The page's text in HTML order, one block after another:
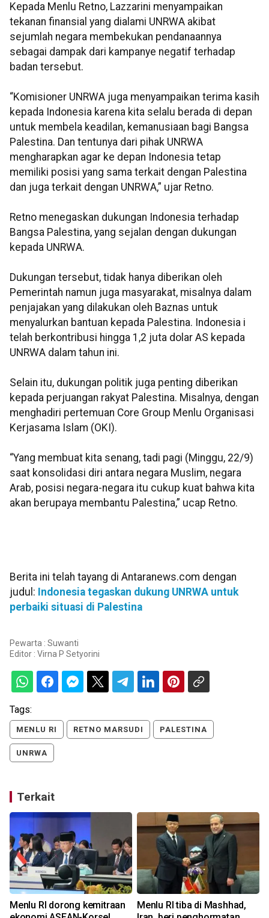
Kepada Menlu Retno, Lazzarini menyampaikan
tekanan finansial yang dialami UNRWA akibat
sejumlah negara membekukan pendanaannya
sebagai dampak dari kampanye negatif terhadap
badan tersebut.
“Komisioner UNRWA juga menyampaikan terima kasih
kepada Indonesia karena kita selalu berada di depan
untuk membela keadilan, kemanusiaan bagi Bangsa
Palestina. Dan tentunya dari pihak UNRWA
mengharapkan agar ke depan Indonesia tetap
memiliki posisi yang sama terkait dengan Palestina
dan juga terkait dengan UNRWA,” ujar Retno.
Retno menegaskan dukungan Indonesia terhadap
Bangsa Palestina, yang sejalan dengan dukungan
kepada UNRWA.
Dukungan tersebut, tidak hanya diberikan oleh
Pemerintah namun juga masyarakat, misalnya dalam
penjajakan yang dilakukan oleh Baznas untuk
menyalurkan bantuan kepada Palestina. Indonesia i
telah berkontribusi hingga 1,2 juta dolar AS kepada
UNRWA dalam tahun ini.
Selain itu, dukungan politik juga penting diberikan
kepada perjuangan rakyat Palestina. Misalnya, dengan
menghadiri pertemuan Core Group Menlu Organisasi
Kerjasama Islam (OKI).
“Yang membuat kita senang, tadi pagi (Minggu, 22/9)
saat konsolidasi diri antara negara Muslim, negara
Arab, posisi negara-negara itu cukup kuat bahwa kita
akan berupaya membantu Palestina,” ucap Retno.
Berita ini telah tayang di Antaranews.com dengan
judul: Indonesia tegaskan dukung UNRWA untuk
perbaiki situasi di Palestina
Pewarta : Suwanti
Editor : Virna P Setyorini
Tags:
MENLU RI RETNO MARSUDI PALESTINA
UNRWA
Terkait
Menlu RI dorong kemitraan
Menlu RI tiba di Mashhad,